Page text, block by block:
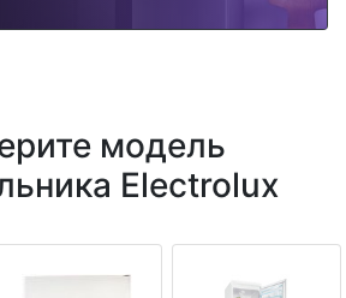
модель
Electrolux